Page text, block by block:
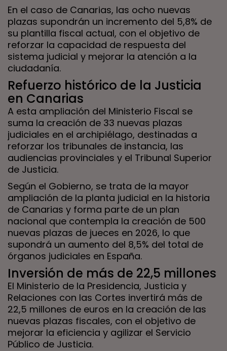
En el caso de Canarias, las ocho nuevas
plazas supondrán un incremento del 5,8% de
su plantilla fiscal actual, con el objetivo de
reforzar la capacidad de respuesta del
sistema judicial y mejorar la atención a la
ciudadanía.
Refuerzo histórico de la Justicia
en Canarias
A esta ampliación del Ministerio Fiscal se
suma la creación de 33 nuevas plazas
judiciales en el archipiélago, destinadas a
reforzar los tribunales de instancia, las
audiencias provinciales y el Tribunal Superior
de Justicia.
Según el Gobierno, se trata de la mayor
ampliación de la planta judicial en la historia
de Canarias y forma parte de un plan
nacional que contempla la creación de 500
nuevas plazas de jueces en 2026, lo que
supondrá un aumento del 8,5% del total de
órganos judiciales en España.
Inversión de más de 22,5 millones
El Ministerio de la Presidencia, Justicia y
Relaciones con las Cortes invertirá más de
22,5 millones de euros en la creación de las
nuevas plazas fiscales, con el objetivo de
mejorar la eficiencia y agilizar el Servicio
Público de Justicia.